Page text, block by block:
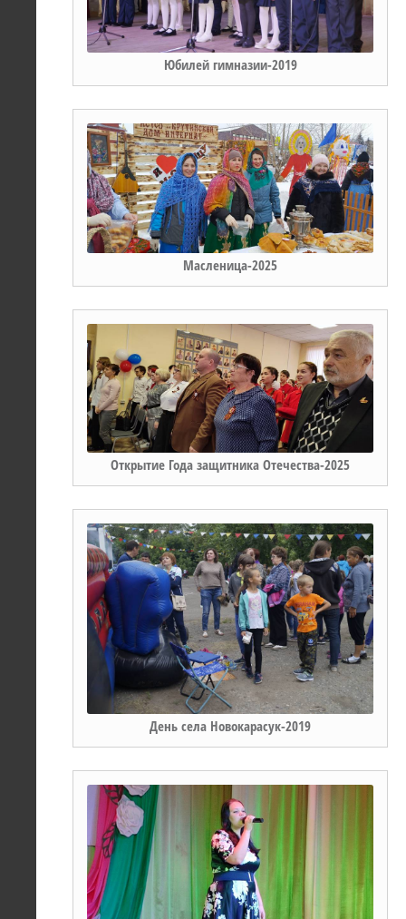
Юбилей гимназии-2019
Масленица-2025
Открытие Года защитника Отечества-2025
День села Новокарасук-2019